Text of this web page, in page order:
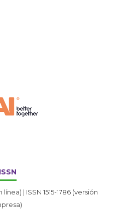
ISSN
| ISSN 1515-1786 (versión